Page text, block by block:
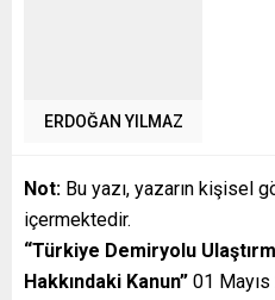
ERDOĞAN YILMAZ
Not: Bu yazı, yazarın kişisel
içermektedir.
“Türkiye Demiryolu
Hakkındaki Kanun” 01